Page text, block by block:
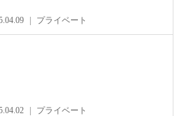
プライベート
プライベート